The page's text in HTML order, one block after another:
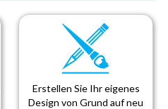
Erstellen Sie Ihr eigenes
Design von Grund auf neu